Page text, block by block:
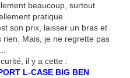
beaucoup, surtout
pratique.
son prix, laisser un bras et
Mais, je ne regrette pas
il y a cette :
L-CASE BIG BEN